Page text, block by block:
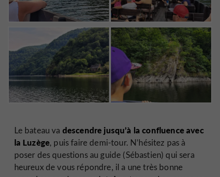
Le bateau va descendre jusqu’à la confluence avec
la Luzège, puis faire demi-tour. N’hésitez pas à
poser des questions au guide (Sébastien) qui sera
heureux de vous répondre, il a une très bonne